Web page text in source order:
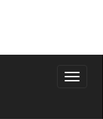
Toggle